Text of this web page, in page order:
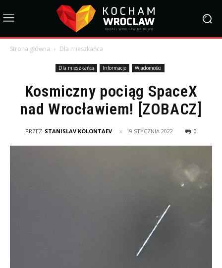
Strona główna Dla mieszkańca
Dla mieszkańca Informacje Wiadomości
Kosmiczny pociąg SpaceX
nad Wrocławiem! [ZOBACZ]
PRZEZ STANISLAV KOLONTAEV 19 STYCZNIA 2022 0